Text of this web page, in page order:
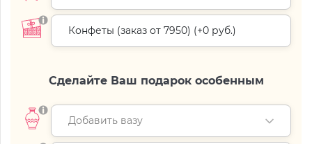
Конфеты (заказ от 7950) (+0 руб.)
Сделайте Ваш подарок особенным
Добавить вазу